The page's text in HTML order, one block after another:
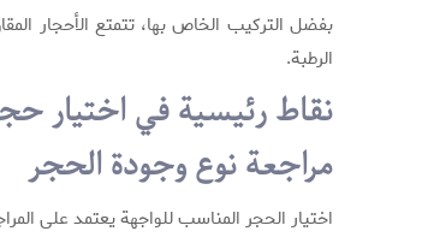
بفضل التركيب الخاص بها، تتمتع الأحجار
الرطبة.
نقاط رئيسية في اختيار
مراجعة نوع وجودة الحجر
اختيار الحجر المناسب للواجهة يعتمد على